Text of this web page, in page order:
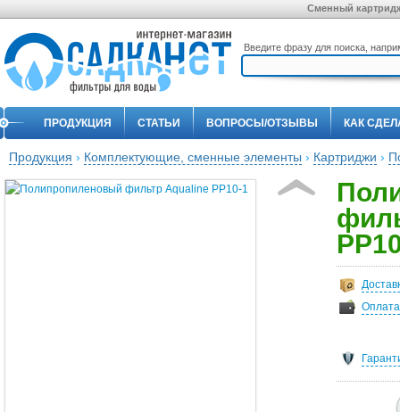
Сменный
Введите фразу для поиска,
ПРОДУКЦИЯ СТАТЬИ ВОПРОСЫ/ОТЗЫВЫ КАК
Продукция › Комплектующие, сменные элементы › Картриджи ›
Оплата